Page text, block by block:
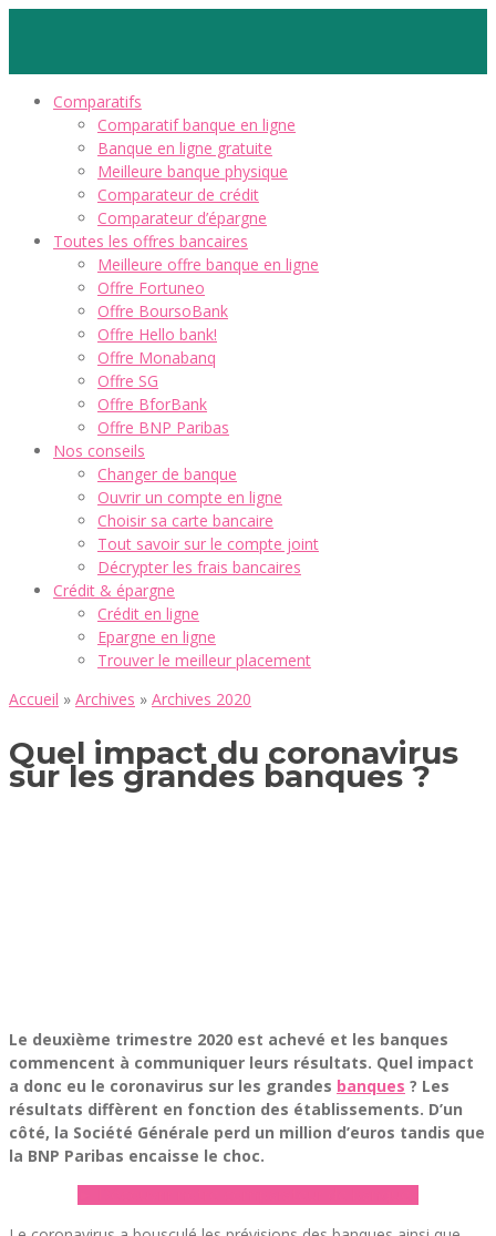
Comparatifs
Comparatif banque en ligne
Banque en ligne gratuite
Meilleure banque physique
Comparateur de crédit
Comparateur d’épargne
Toutes les offres bancaires
Meilleure offre banque en ligne
Offre Fortuneo
Offre BoursoBank
Offre Hello bank!
Offre Monabanq
Offre SG
Offre BforBank
Offre BNP Paribas
Nos conseils
Changer de banque
Ouvrir un compte en ligne
Choisir sa carte bancaire
Tout savoir sur le compte joint
Décrypter les frais bancaires
Crédit & épargne
Crédit en ligne
Epargne en ligne
Trouver le meilleur placement
Accueil » Archives » Archives 2020
Quel impact du coronavirus
sur les grandes banques ?
Le deuxième trimestre 2020 est achevé et les banques
commencent à communiquer leurs résultats. Quel impact
a donc eu le coronavirus sur les grandes banques ? Les
résultats diffèrent en fonction des établissements. D’un
côté, la Société Générale perd un million d’euros tandis que
la BNP Paribas encaisse le choc.